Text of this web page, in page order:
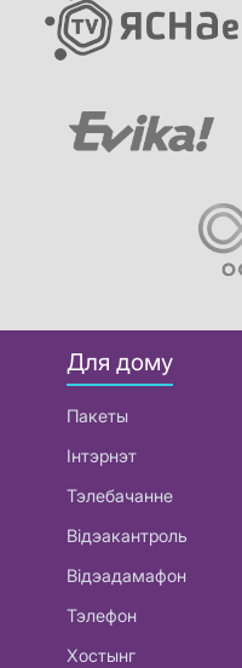
Для дому
Пакеты
Інтэрнэт
Тэлебачанне
Відэакантроль
Відэадамафон
Тэлефон
Хостынг